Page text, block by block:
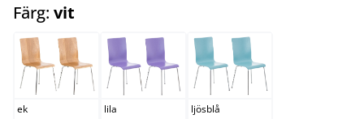
Färg: vit
ek
ek
lila
lila
ljösblå
ljösblå